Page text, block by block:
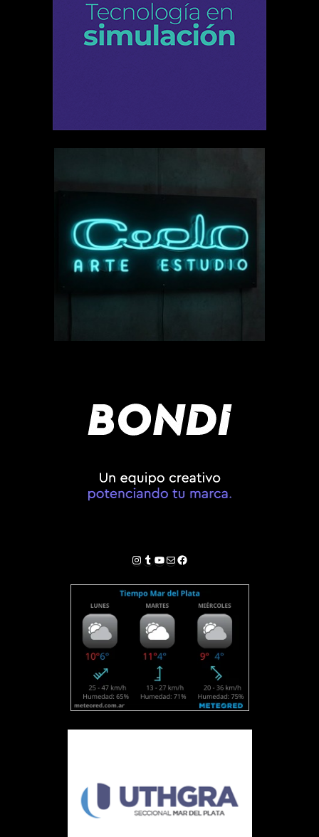
Instagram
Tumblr
YouTube
Correo electrónico
Facebook